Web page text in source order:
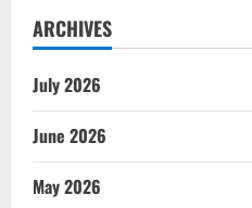
ARCHIVES
July 2026
June 2026
May 2026